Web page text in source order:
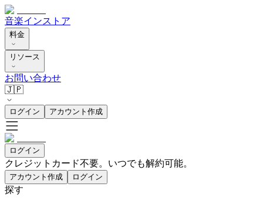
音楽インストア
料金
リソース
お問い合わせ
🇯🇵
ログイン アカウント作成
ログイン
クレジットカード不要。いつでも解約可能。
アカウント作成 ログイン
探す